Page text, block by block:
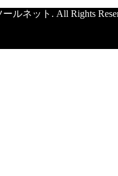
ルネット. All Rights